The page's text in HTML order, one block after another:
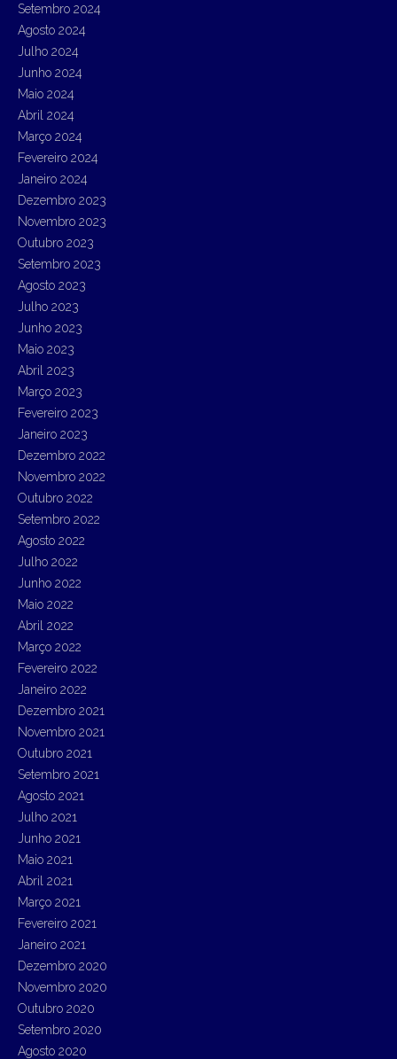
Setembro 2024
Agosto 2024
Julho 2024
Junho 2024
Maio 2024
Abril 2024
Março 2024
Fevereiro 2024
Janeiro 2024
Dezembro 2023
Novembro 2023
Outubro 2023
Setembro 2023
Agosto 2023
Julho 2023
Junho 2023
Maio 2023
Abril 2023
Março 2023
Fevereiro 2023
Janeiro 2023
Dezembro 2022
Novembro 2022
Outubro 2022
Setembro 2022
Agosto 2022
Julho 2022
Junho 2022
Maio 2022
Abril 2022
Março 2022
Fevereiro 2022
Janeiro 2022
Dezembro 2021
Novembro 2021
Outubro 2021
Setembro 2021
Agosto 2021
Julho 2021
Junho 2021
Maio 2021
Abril 2021
Março 2021
Fevereiro 2021
Janeiro 2021
Dezembro 2020
Novembro 2020
Outubro 2020
Setembro 2020
Agosto 2020